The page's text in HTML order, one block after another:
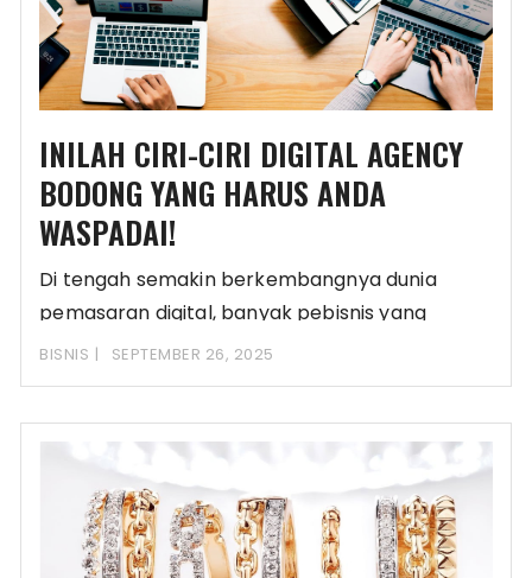
INILAH CIRI-CIRI DIGITAL AGENCY
BODONG YANG HARUS ANDA
WASPADAI!
Di tengah semakin berkembangnya dunia
pemasaran digital, banyak pebisnis yang
menjadikan digital agency sebagai partner
BISNIS SEPTEMBER 26, 2025